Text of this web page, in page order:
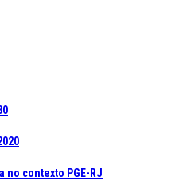
contexto PGE-RJ